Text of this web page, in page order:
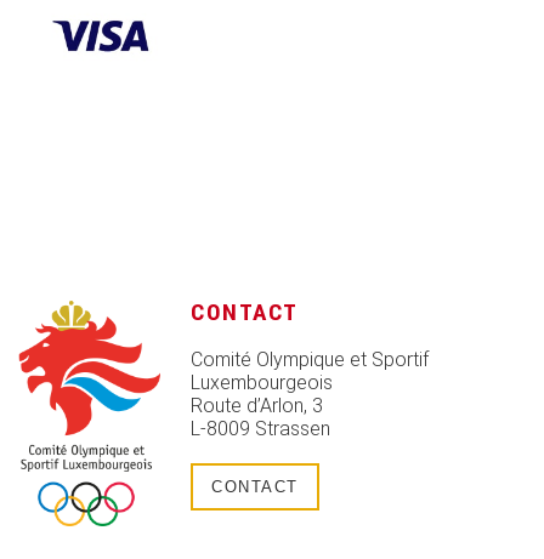
CONTACT
Comité Olympique et Sportif
Luxembourgeois
Route d’Arlon, 3
L-8009 Strassen
CONTACT